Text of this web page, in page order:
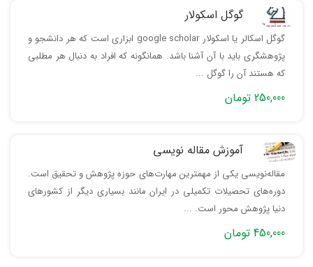
خطاها چی هستند؟
در مودهای مختلف
تاریخچه برنامه‌‎ نویسی
گوگل اسکولار
گوگل اسکالر یا اسکولار google scholar ابزاری است که هر دانشجو و
پژوهشگری باید با آن آشنا باشد. همانگونه که افراد به دنبال هر مطلبی
که هستند آن را گوگل ...
250,000 تومان
آموزش مقاله نویسی
مقاله‌نویسی یکی از مهمترین مهارت‌های حوزه پژوهش و تحقیق است.
دوره‌های تحصیلات تکمیلی در ایران مانند بسیاری دیگر از کشورهای
دنیا پژوهش محور است. ...
450,000 تومان